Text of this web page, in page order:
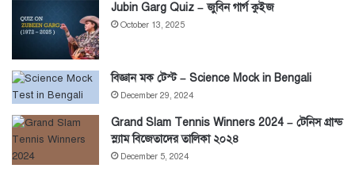
Jubin Garg Quiz – জুবিন গার্গ কুইজ
October 13, 2025
বিজ্ঞান মক টেস্ট – Science Mock in Bengali
December 29, 2024
Grand Slam Tennis Winners 2024 – টেনিস গ্রান্ড
স্ল্যাম বিজেতাদের তালিকা ২০২৪
December 5, 2024